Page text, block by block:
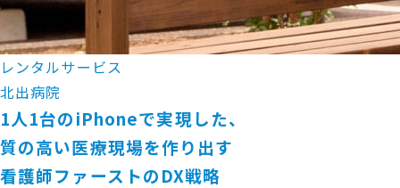
レンタルサービス
北出病院
1人1台のiPhoneで実現した、
質の高い医療現場を作り出す
看護師ファーストのDX戦略